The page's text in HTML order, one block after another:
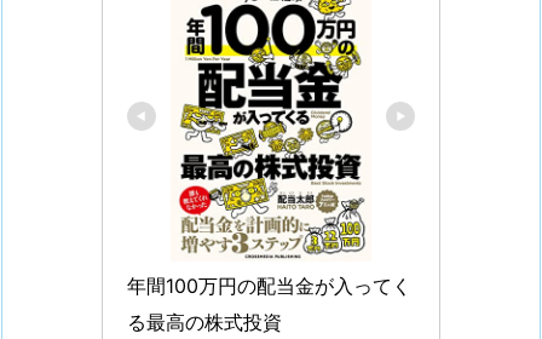
年間100万円の配当金が入ってく
る最高の株式投資